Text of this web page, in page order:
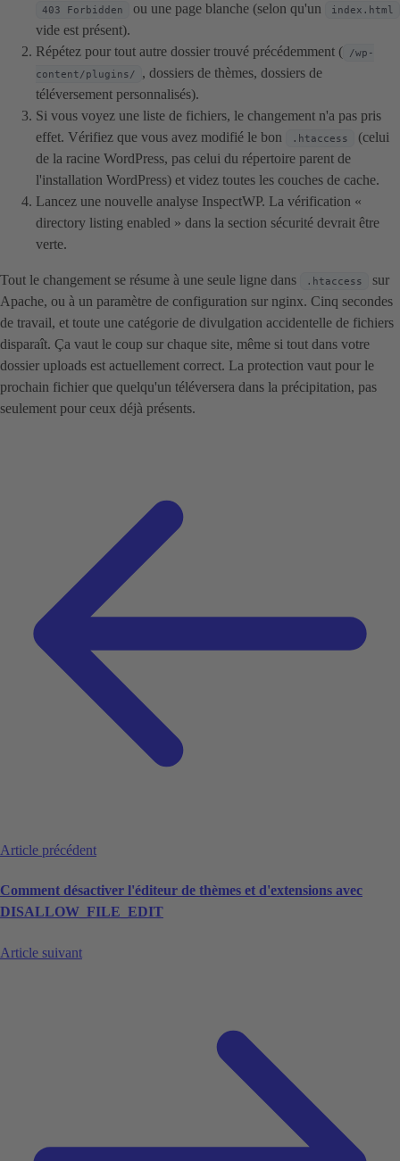
403 Forbidden ou une page blanche (selon qu'un index.html
vide est présent).
Répétez pour tout autre dossier trouvé précédemment ( /wp-
content/plugins/
, dossiers de thèmes, dossiers de
téléversement personnalisés).
Si vous voyez une liste de fichiers, le changement n'a pas pris
effet. Vérifiez que vous avez modifié le bon
.htaccess
(celui
de la racine WordPress, pas celui du répertoire parent de
l'installation WordPress) et videz toutes les couches de cache.
Lancez une nouvelle analyse InspectWP. La vérification «
directory listing enabled » dans la section sécurité devrait être
verte.
Tout le changement se résume à une seule ligne dans .htaccess
sur
Apache, ou à un paramètre de configuration sur nginx. Cinq secondes
de travail, et toute une catégorie de divulgation accidentelle de fichiers
disparaît. Ça vaut le coup sur chaque site, même si tout dans votre
dossier uploads est actuellement correct. La protection vaut pour le
prochain fichier que quelqu'un téléversera dans la précipitation, pas
seulement pour ceux déjà présents.
Article précédent
Comment désactiver l'éditeur de thèmes et d'extensions avec
DISALLOW_FILE_EDIT
Article suivant